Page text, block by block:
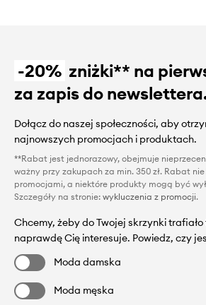
-20% zniżki** na
za zapis do
Dołącz do naszej społeczności, aby
najnowszych promocjach i produktach.
**Rabat jest jednorazowy, obejmuje
ważny przy zakupach za min. 350 zł. Rabat
promocjami, a niektóre produkty mogą być
Szczegóły na stronie: wykluczenia z promocji.
Chcemy, żeby do Twojej skrzynki
naprawdę Cię interesuje. Powiedz, czy
Moda damska
Moda męska